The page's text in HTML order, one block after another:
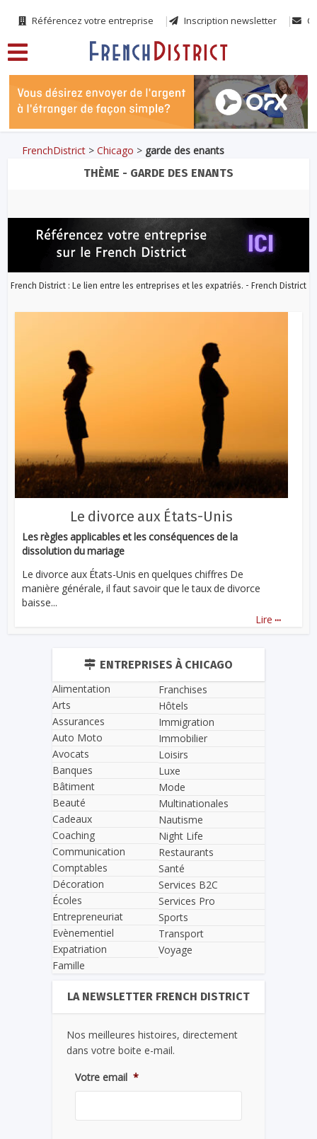
Référencez votre entreprise Inscription newsletter
FrenchDistrict >Chicago > garde des enants
THÈME - GARDE DES ENANTS
French District : Le lien entre les entreprises et les expatriés. - French District
Le divorce aux États-Unis
Les règles applicables et les conséquences de la
dissolution du mariage
Le divorce aux États-Unis en quelques chiffres De
manière générale, il faut savoir que le taux de divorce
baisse...
Lire ...
ENTREPRISES À CHICAGO
Alimentation
Arts
Assurances
Auto Moto
Avocats
Banques
Bâtiment
Beauté
Cadeaux
Coaching
Communication
Comptables
Décoration
Écoles
Entrepreneuriat
Evènementiel
Expatriation
Famille
Franchises
Hôtels
Immigration
Immobilier
Loisirs
Luxe
Mode
Multinationales
Nautisme
Night Life
Restaurants
Santé
Services B2C
Services Pro
Sports
Transport
Voyage
LA NEWSLETTER FRENCH DISTRICT
Nos meilleures histoires, directement
dans votre boite e-mail.
Votre email *